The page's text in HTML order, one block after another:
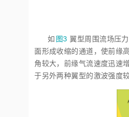
如 图3 翼型周围流场压
面形成收缩的通道，使前缘
角较大，前缘气流速度迅速
于另外两种翼型的激波强度